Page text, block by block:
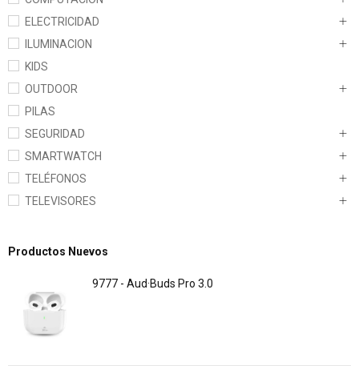
ELECTRICIDAD
ILUMINACION
KIDS
OUTDOOR
PILAS
SEGURIDAD
SMARTWATCH
TELÉFONOS
TELEVISORES
Productos Nuevos
9777 - Aud·Buds Pro 3.0